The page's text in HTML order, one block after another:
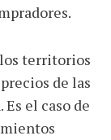
los territorios
de las
el caso de